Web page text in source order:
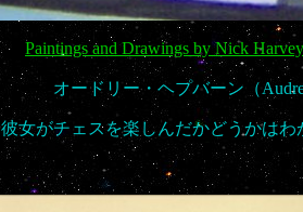
Paintings and Drawings by Nick
オードリー・ヘプバーン（
彼女がチェスを楽しんだかどうかは